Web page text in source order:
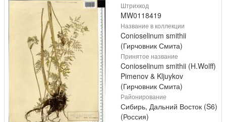
Штрихкод
MW0118419
Название в коллекции
Conioselinum smithii
(Гирчовник Смита)
Принятое название
Conioselinum smithii (H.Wolff)
Pimenov & Kljuykov
(Гирчовник Смита)
Районирование
Сибирь, Дальний Восток (S6)
(Россия)